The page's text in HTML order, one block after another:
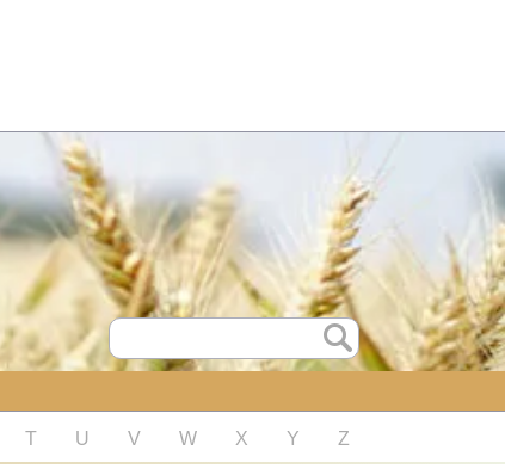
T U V W X Y Z